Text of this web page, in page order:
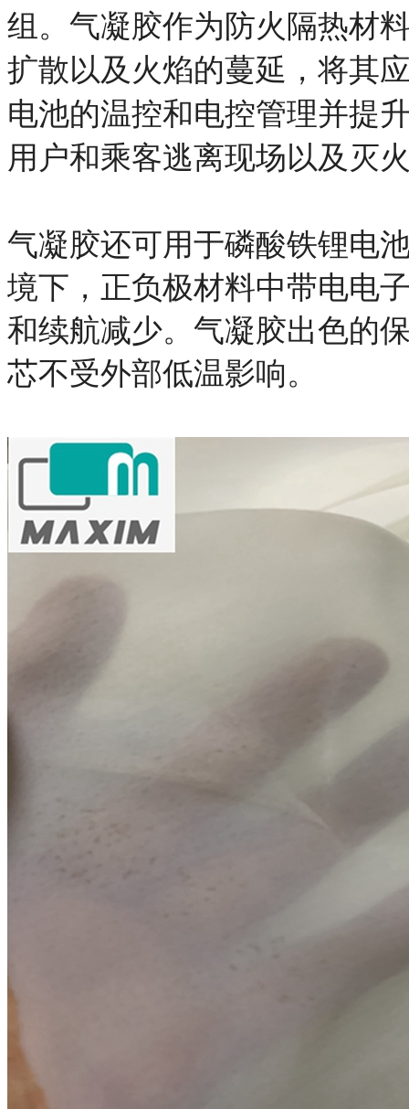
组。气凝胶作为防火隔热材
扩散以及火焰的蔓延，将其
电池的温控和电控管理并提
用户和乘客逃离现场以及灭
气凝胶还可用于磷酸铁锂电
境下，正负极材料中带电电
和续航减少。气凝胶出色的
芯不受外部低温影响。